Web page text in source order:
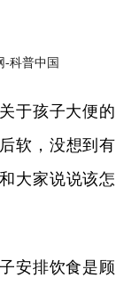
-科普中国
于孩子大便的
软，没想到有
大家说说该怎
安排饮食是顾